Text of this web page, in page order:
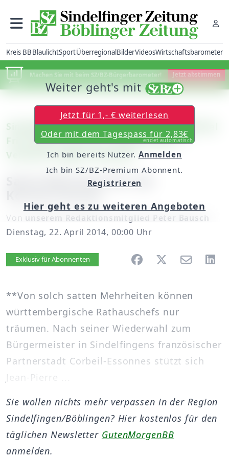
Kreis BBBlaulichtSportÜberregionalBilderVideosWirtschaftsbarometer
Machen Sie mit beim SZ/BZ-Bürgerbarometer! Jetzt abstimmen
Sindelfingen/Corbeil-Essonnes: Jean-Michel
Fritz bleibt Bechters Stellvertreter /
Verfahren gegen Dassault
Satte Mehrheit für die
Von unserem Redaktionsmitglied Peter Bausch
Dienstag, 22. April 2014, 00:00 Uhr
Artikel vorlesen
Exklusiv für Abonnenten
**Von solch satten Mehrheiten können
württembergische Rathauschefs nur
träumen. Nach seiner Wiederwahl zum
Bürgermeister in Sindelfingens französischer
Partnerstadt Corbeil-Essonnes stützt sich
Jean-Pierre ...
Weiter geht's mit
Jetzt für 1,- € weiterlesen
Oder mit dem Tagespass für 2,83€
endet automatisch
Ich bin bereits Nutzer. Anmelden
Ich bin SZ/BZ-Premium Abonnent.
Registrieren
Hier geht es zu weiteren Angeboten
Sie wollen nichts mehr verpassen in der Region
Sindelfingen/Böblingen? Hier kostenlos für den
täglichen Newsletter GutenMorgenBB
anmelden.